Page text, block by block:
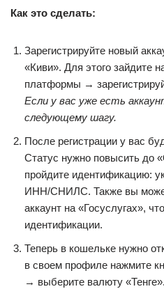
Как это сделать:
Зарегистрируйте новый
«Киви». Для этого зайдите
платформы →
Если у вас уже есть
следующему шагу.
После регистрации у вас
Статус нужно повысить до
пройдите идентификацию:
ИНН/СНИЛС. Также вы
аккаунт на «Госуслугах»,
идентификации.
Теперь в кошельке нужно
в своем профиле нажмите
→ выберите валюту «Тенге».